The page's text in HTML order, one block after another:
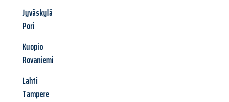
Jyväskylä
Pori
Kuopio
Rovaniemi
Lahti
Tampere